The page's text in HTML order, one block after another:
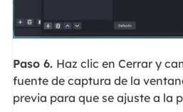
Paso 6. Haz clic en Cerrar y
fuente de captura de la
previa para que se ajuste a la